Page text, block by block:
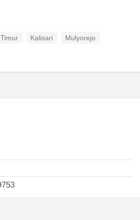
Kalisari Mulyorejo